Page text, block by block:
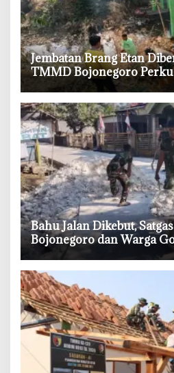
‎Jembatan Brang Etan
TMMD Bojonegoro
Warga
‎Bahu Jalan Dikebut,
Bojonegoro dan Warga
Tengah Terik